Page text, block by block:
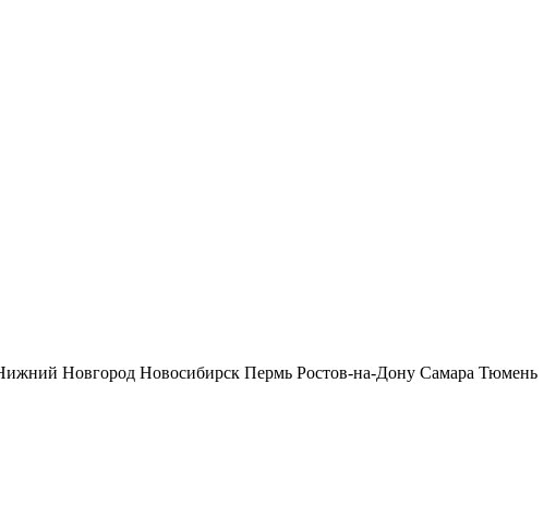
Новгород Новосибирск Пермь Ростов-на-Дону Самара Тюмень